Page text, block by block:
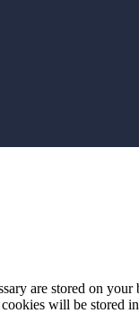
are stored on your
will be stored